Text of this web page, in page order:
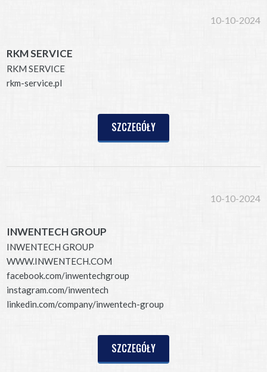
10-10-2024
RKM SERVICE
RKM SERVICE
rkm-service.pl
SZCZEGÓŁY
10-10-2024
INWENTECH GROUP
INWENTECH GROUP
WWW.INWENTECH.COM
facebook.com/inwentechgroup
instagram.com/inwentech
linkedin.com/company/inwentech-group
SZCZEGÓŁY